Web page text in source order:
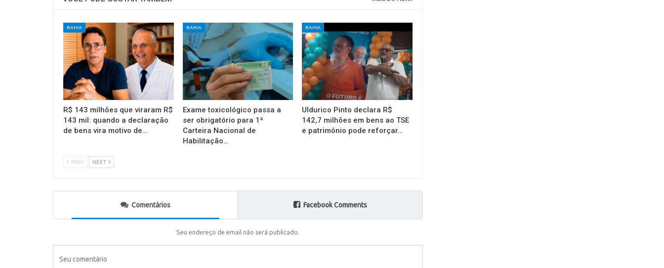
BAHIA
R$ 143 milhões que viraram R$
143 mil: quando a declaração
de bens vira motivo de…
BAHIA
Exame toxicológico passa a
ser obrigatório para 1ª
Carteira Nacional de
Habilitação…
BAHIA
Uldurico Pinto declara R$
142,7 milhões em bens ao TSE
e patrimônio pode reforçar…
PREV NEXT
Comentários Facebook Comments
Seu endereço de email não será publicado.